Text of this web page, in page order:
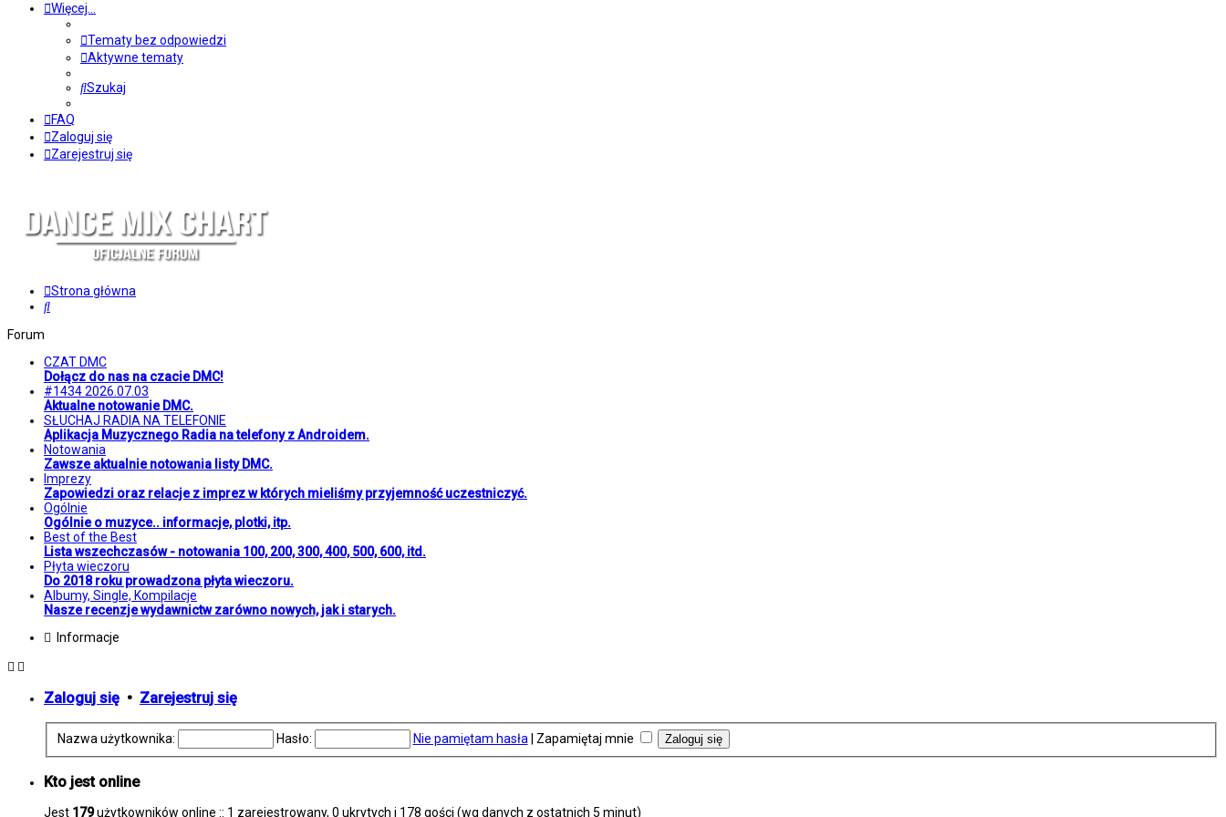
Więcej…
Tematy bez odpowiedzi
Aktywne tematy
Szukaj
FAQ
Zaloguj się
Zarejestruj się
Strona główna
Szukaj
Forum
CZAT DMC
Dołącz do nas na czacie DMC!
#1434 2026.07.03
Aktualne notowanie DMC.
SŁUCHAJ RADIA NA TELEFONIE
Aplikacja Muzycznego Radia na telefony z Androidem.
Notowania
Zawsze aktualnie notowania listy DMC.
Imprezy
Zapowiedzi oraz relacje z imprez w których mieliśmy przyjemność uczestniczyć.
Ogólnie
Ogólnie o muzyce.. informacje, plotki, itp.
Best of the Best
Lista wszechczasów - notowania 100, 200, 300, 400, 500, 600, itd.
Płyta wieczoru
Do 2018 roku prowadzona płyta wieczoru.
Albumy, Single, Kompilacje
Nasze recenzje wydawnictw zarówno nowych, jak i starych.
Informacje
Zaloguj się • Zarejestruj się
Nazwa użytkownika: Hasło: Nie pamiętam hasła Zapamiętaj mnie
Kto jest online
Jest 179użytkowników online :: 1 zarejestrowany, 0 ukrytych i 178 gości (wg danych z ostatnich 5 minut)